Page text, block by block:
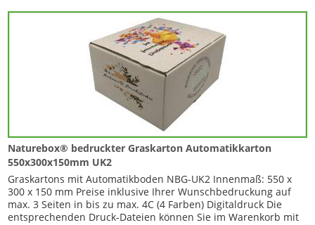
Naturebox® bedruckter Graskarton Automatikkarton
550x300x150mm UK2
Graskartons mit Automatikboden NBG-UK2 Innenmaß: 550 x
300 x 150 mm Preise inklusive Ihrer Wunschbedruckung auf
max. 3 Seiten in bis zu max. 4C (4 Farben) Digitaldruck Die
entsprechenden Druck-Dateien können Sie im Warenkorb mit